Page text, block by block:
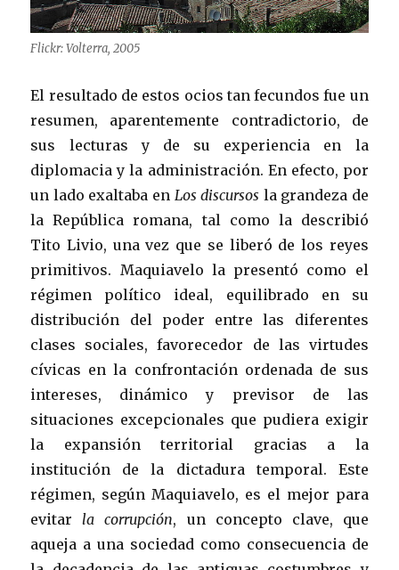
Flickr: Volterra, 2005
El resultado de estos ocios tan fecundos fue un
resumen, aparentemente contradictorio, de
sus lecturas y de su experiencia en la
diplomacia y la administración. En efecto, por
un lado exaltaba en Los discursos la grandeza de
la República romana, tal como la describió
Tito Livio, una vez que se liberó de los reyes
primitivos. Maquiavelo la presentó como el
régimen político ideal, equilibrado en su
distribución del poder entre las diferentes
clases sociales, favorecedor de las virtudes
cívicas en la confrontación ordenada de sus
intereses, dinámico y previsor de las
situaciones excepcionales que pudiera exigir
la expansión territorial gracias a la
institución de la dictadura temporal. Este
régimen, según Maquiavelo, es el mejor para
evitar la corrupción, un concepto clave, que
aqueja a una sociedad como consecuencia de